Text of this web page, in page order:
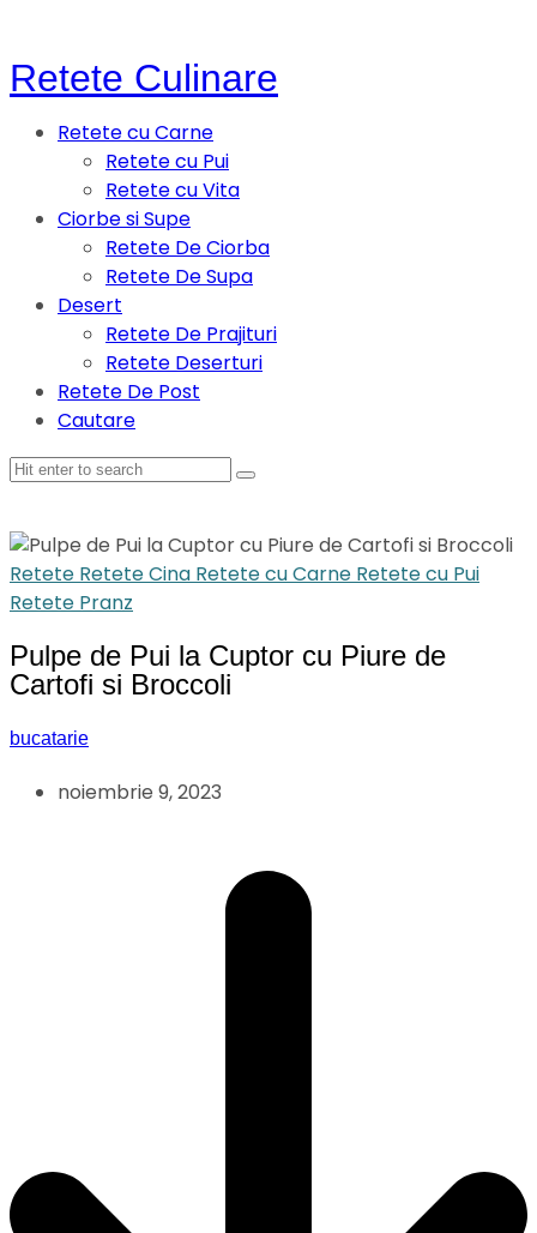
Retete Culinare
Retete cu Carne
Retete cu Pui
Retete cu Vita
Ciorbe si Supe
Retete De Ciorba
Retete De Supa
Desert
Retete De Prajituri
Retete Deserturi
Retete De Post
Cautare
Retete Retete Cina Retete cu Carne Retete cu Pui
Retete Pranz
Pulpe de Pui la Cuptor cu Piure de
Cartofi si Broccoli
bucatarie
noiembrie 9, 2023